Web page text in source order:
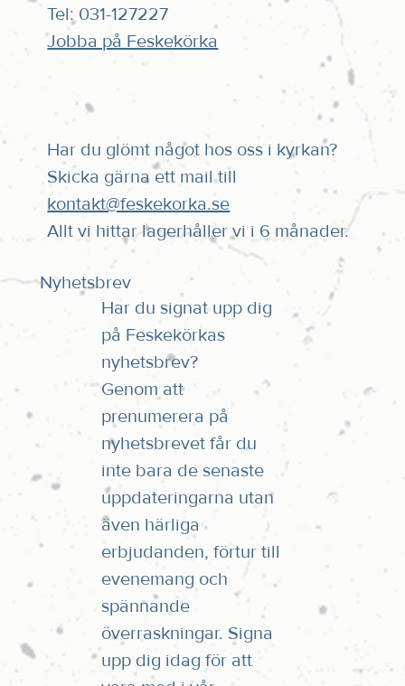
Tel: 031-127227
Jobba på Feskekörka
Har du glömt något hos oss i kyrkan?
Skicka gärna ett mail till
kontakt@feskekorka.se
Allt vi hittar lagerhåller vi i 6 månader.
Nyhetsbrev
Har du signat upp dig
på Feskekörkas
nyhetsbrev?
Genom att
prenumerera på
nyhetsbrevet får du
inte bara de senaste
uppdateringarna utan
även härliga
erbjudanden, förtur till
evenemang och
spännande
överraskningar. Signa
upp dig idag för att